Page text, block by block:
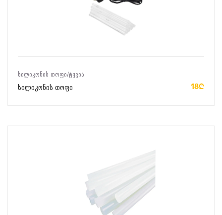
ᲡᲘᲚᲘᲙᲝᲜᲘᲡ ᲗᲝᲤᲘ/ᲢᲧᲕᲘᲐ
სილიკონის თოფი 18₾